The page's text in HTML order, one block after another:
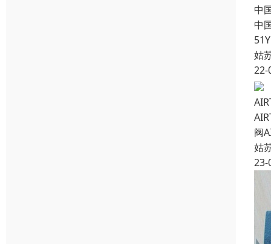
中
中
姑
22-
阀
姑
23-